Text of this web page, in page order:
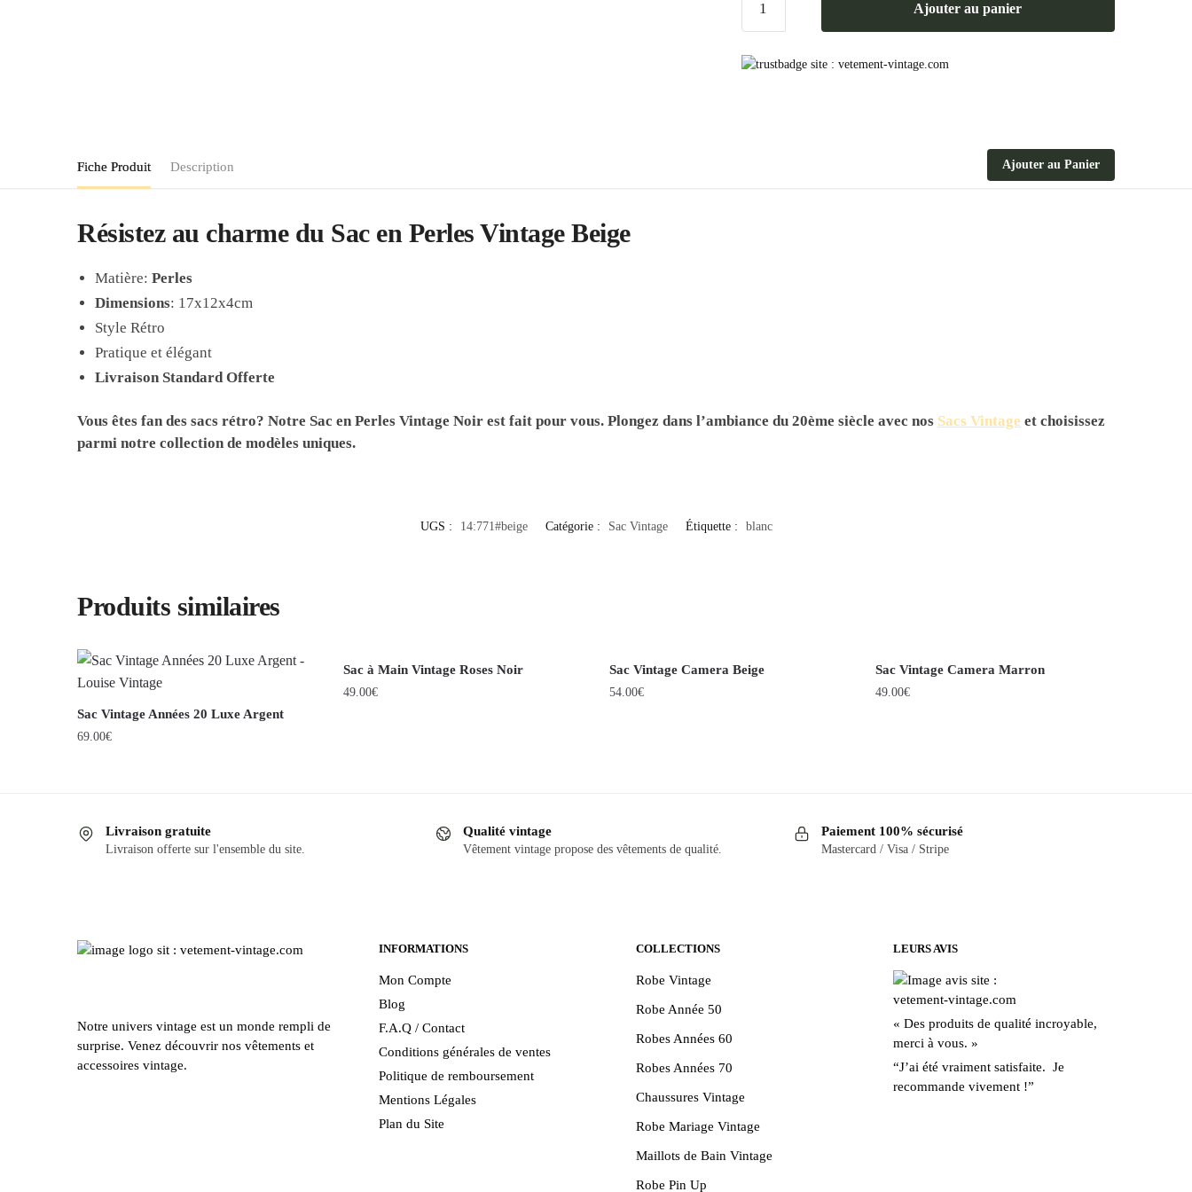
en
Ajouter au panier
Fiche Produit Description Ajouter au Panier
Résistez au charme du Sac en Perles Vintage Beige
Matière:Perles
Dimensions: 17x12x4cm
Style Rétro
Pratique et élégant
Livraison Standard Offerte
Vous êtes fan des sacs rétro? Notre Sac en Perles Vintage Noir est fait pour vous. Plongez dans l’ambiance du 20ème siècle avec nos Sacs Vintage et choisissez
parmi notre collection de modèles uniques.
UGS : 14:771#beige Catégorie : Sac Vintage Étiquette : blanc
Produits similaires
Sac Vintage Années 20 Luxe Argent
69.00€
Sac à Main Vintage Roses Noir
49.00€
Sac Vintage Camera Beige
54.00€
Sac Vintage Camera Marron
49.00€
Livraison gratuite
Livraison offerte sur l'ensemble du site.
Qualité vintage
Vêtement vintage propose des vêtements de qualité.
Paiement 100% sécurisé
Mastercard / Visa / Stripe
Notre univers vintage est un monde rempli de
surprise. Venez découvrir nos vêtements et
accessoires vintage.
INFORMATIONS
Mon Compte
Blog
F.A.Q / Contact
Conditions générales de ventes
Politique de remboursement
Mentions Légales
Plan du Site
COLLECTIONS
Robe Vintage
Robe Année 50
Robes Années 60
Robes Années 70
Chaussures Vintage
Robe Mariage Vintage
Maillots de Bain Vintage
Robe Pin Up
LEURS AVIS
« Des produits de qualité incroyable,
merci à vous. »
“J’ai été vraiment satisfaite. Je
recommande vivement !”